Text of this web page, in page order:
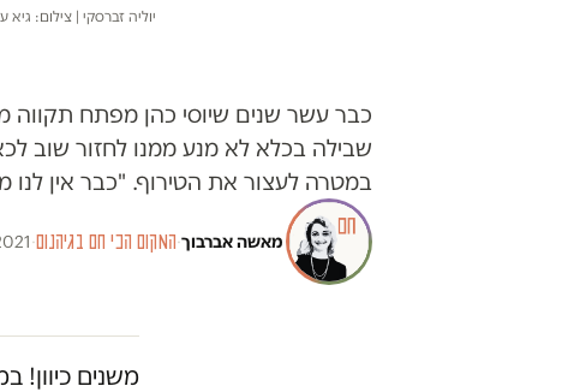
יוליה זברסקי | צילום: גיא
כבר עשר שנים שיוסי כהן מפתח תקווה
שבילה בכלא לא מנע ממנו לחזור שוב
במטרה לעצור את הטירוף. "כבר אין לנו
מאשה אברבוך·המקום הכי חם בגיהנום·
משנים כיוון!